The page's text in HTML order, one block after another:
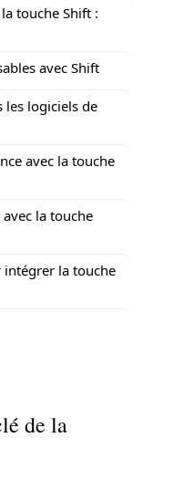
touche Shift :
avec Shift
les logiciels de
avec la touche
la touche
intégrer la touche
de la